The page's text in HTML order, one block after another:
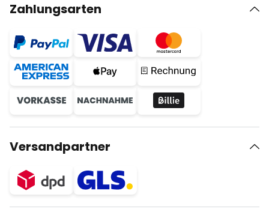
Zahlungsarten
Versandpartner